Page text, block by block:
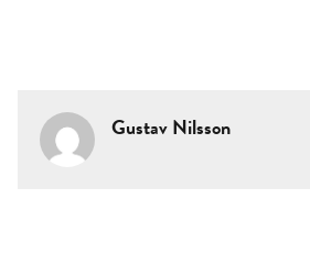
Gustav Nilsson